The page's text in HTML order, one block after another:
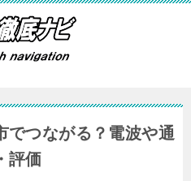
でつながる？電波や通
評価